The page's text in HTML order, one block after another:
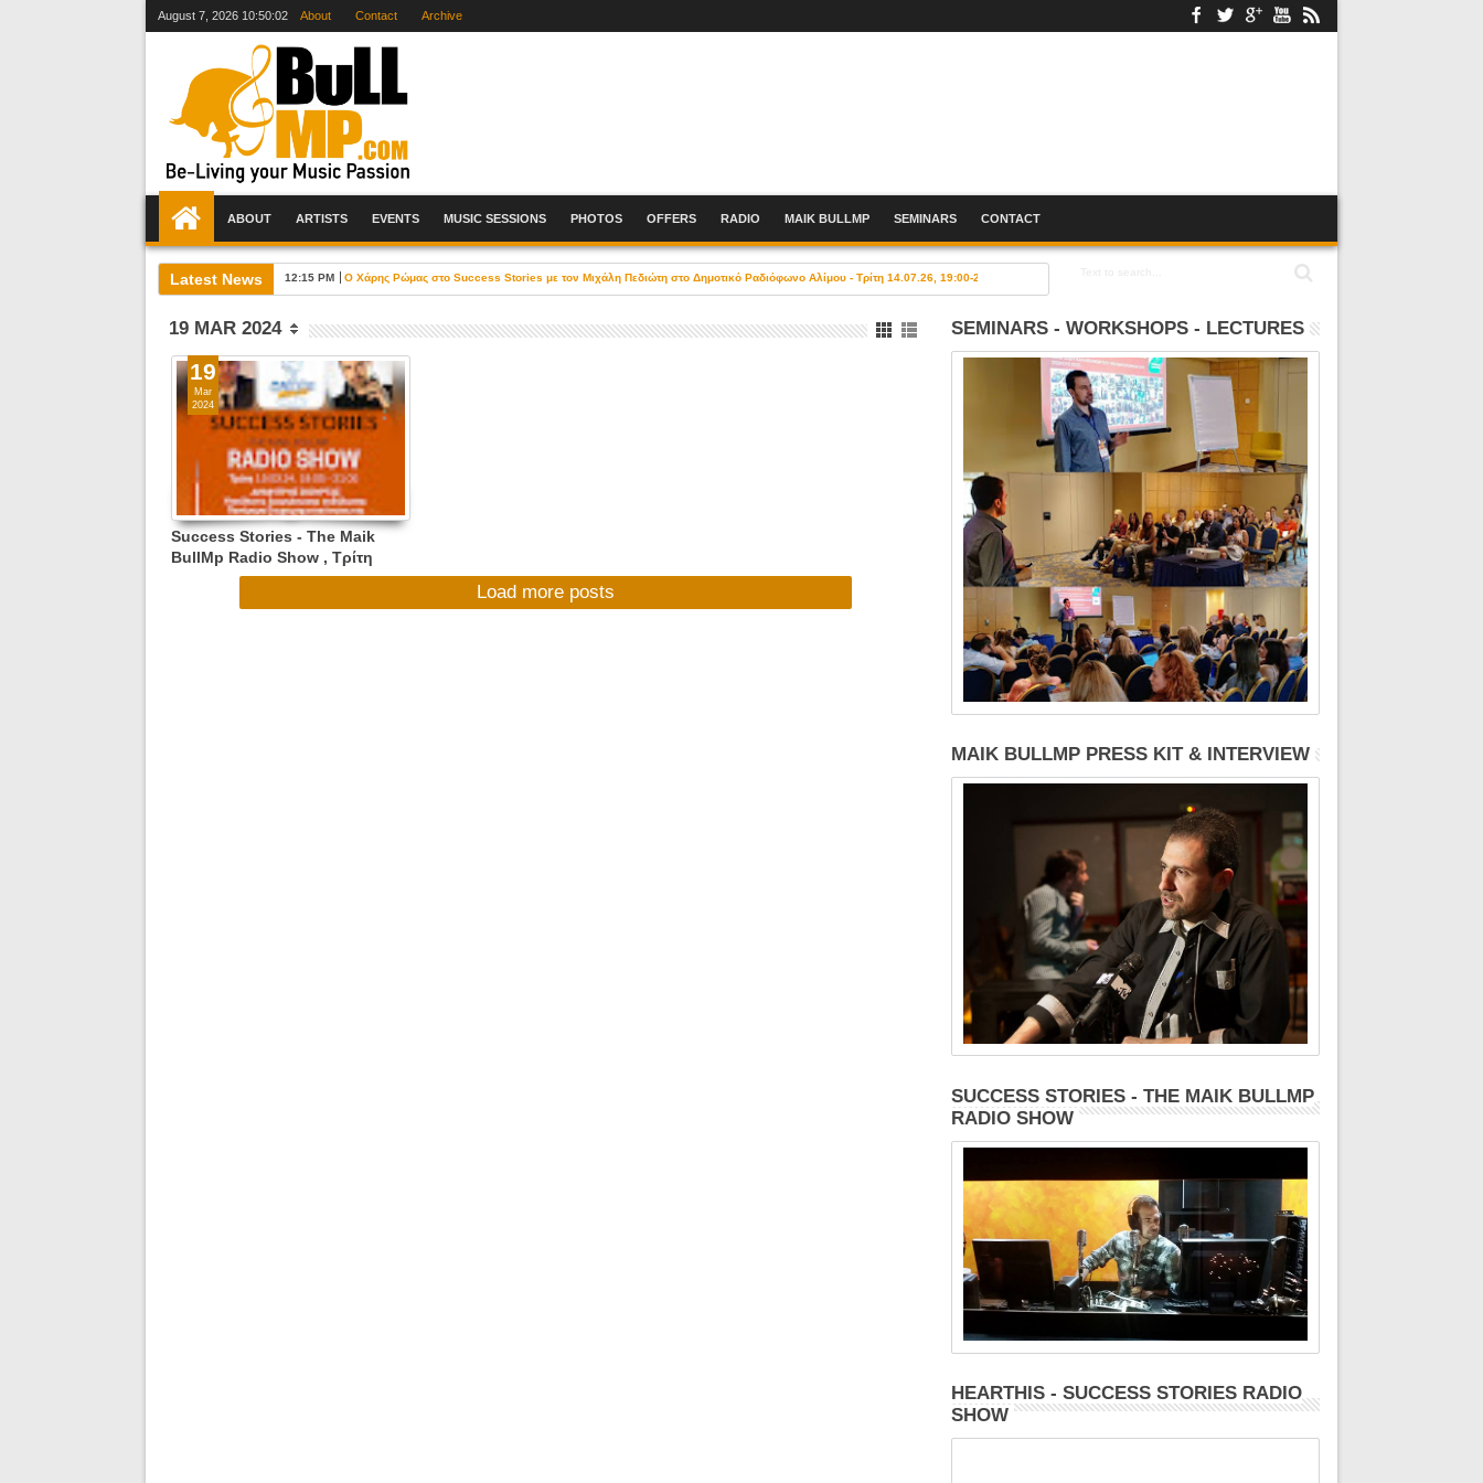
August 7, 2026 10:50:02 About Contact Archive
ABOUT ARTISTS EVENTS MUSIC SESSIONS PHOTOS OFFERS RADIO MAIK BULLMP SEMINARS CONTACT
Latest News 12:15 PM Ο Χάρης Ρώμας στο Success Stories με τον Μιχάλη Πεδιώτη στο Δημοτικό Ραδιόφωνο Αλίμου - Τρίτη 14.07.26, 19:00-21:00
19 MAR 2024
Success Stories - The Maik
BullMp Radio Show , Τρίτη
19.03.24, 19:00 -21:00 με
19
Mar
2024
Load more posts
SEMINARS - WORKSHOPS - LECTURES
MAIK BULLMP PRESS KIT & INTERVIEW
SUCCESS STORIES - THE MAIK BULLMP
RADIO SHOW
HEARTHIS - SUCCESS STORIES RADIO
SHOW